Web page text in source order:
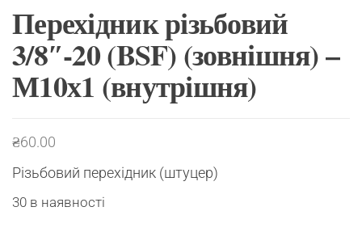
Перехідник різьбовий
3/8″-20 (BSF) (зовнішня) –
М10х1 (внутрішня)
₴60.00
Різьбовий перехідник (штуцер)
30 в наявності